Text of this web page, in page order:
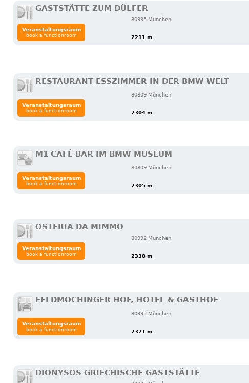
GASTSTÄTTE ZUM DÜLFER
80995 München
2211 m
Veranstaltungsraum
book a functionroom
RESTAURANT ESSZIMMER IN DER BMW WELT
80809 München
2304 m
Veranstaltungsraum
book a functionroom
M1 CAFÉ BAR IM BMW MUSEUM
80809 München
2305 m
Veranstaltungsraum
book a functionroom
OSTERIA DA MIMMO
80992 München
2338 m
Veranstaltungsraum
book a functionroom
FELDMOCHINGER HOF, HOTEL & GASTHOF
80995 München
2371 m
Veranstaltungsraum
book a functionroom
DIONYSOS GRIECHISCHE GASTSTÄTTE